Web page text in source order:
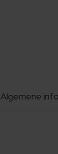
Algemene